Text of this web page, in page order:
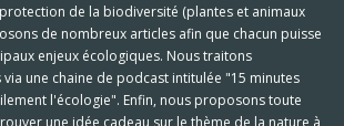
de la biodiversité (plantes et animaux
de nombreux articles afin que chacun puisse
enjeux écologiques. Nous traitons
une chaine de podcast intitulée "15 minutes
l'écologie". Enfin, nous proposons toute
une idée cadeau sur le thème de la nature à